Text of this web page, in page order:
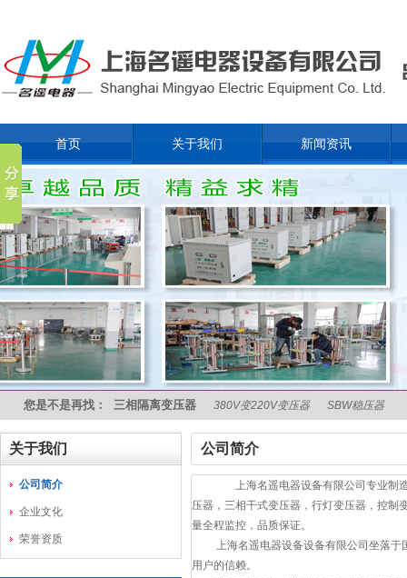
首页 关于我们 新闻资讯
您是不是再找： 三相隔离变压器 380V变220V变压器 SBW稳压器
关于我们
公司简介
企业文化
荣誉资质
公司简介
上海名遥电器设备有限公司 专业制
压器，三相干式变压器，行灯变压器，控制
量全程监控，品质保证。
上海名遥电器设备设备有限公司坐落于
用户的信赖。